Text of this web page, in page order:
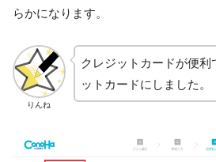
らかになります。
りんね
クレジットカードが便
ットカードにしました。